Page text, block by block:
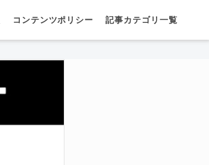
コンテンツポリシー 記事カテゴリ一覧